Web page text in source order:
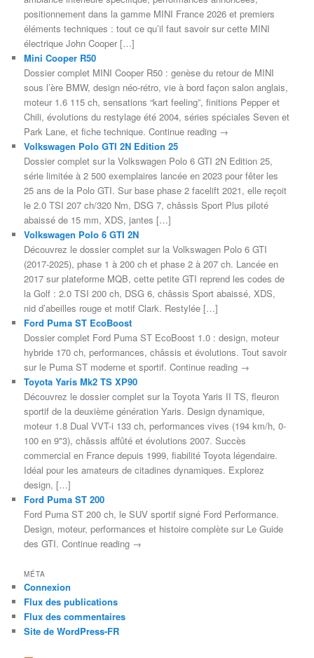
positionnement dans la gamme MINI France 2026 et premiers
éléments techniques : tout ce qu’il faut savoir sur cette MINI
électrique John Cooper […]
Mini Cooper R50
Dossier complet MINI Cooper R50 : genèse du retour de MINI
sous l’ère BMW, design néo-rétro, vie à bord façon salon anglais,
moteur 1.6 115 ch, sensations “kart feeling”, finitions Pepper et
Chili, évolutions du restylage été 2004, séries spéciales Seven et
Park Lane, et fiche technique. Continue reading →
Volkswagen Polo GTI 2N Edition 25
Dossier complet sur la Volkswagen Polo 6 GTI 2N Edition 25,
série limitée à 2 500 exemplaires lancée en 2023 pour fêter les
25 ans de la Polo GTI. Sur base phase 2 facelift 2021, elle reçoit
le 2.0 TSI 207 ch/320 Nm, DSG 7, châssis Sport Plus piloté
abaissé de 15 mm, XDS, jantes […]
Volkswagen Polo 6 GTI 2N
Découvrez le dossier complet sur la Volkswagen Polo 6 GTI
(2017-2025), phase 1 à 200 ch et phase 2 à 207 ch. Lancée en
2017 sur plateforme MQB, cette petite GTI reprend les codes de
la Golf : 2.0 TSI 200 ch, DSG 6, châssis Sport abaissé, XDS,
nid d’abeilles rouge et motif Clark. Restylée […]
Ford Puma ST EcoBoost
Dossier complet Ford Puma ST EcoBoost 1.0 : design, moteur
hybride 170 ch, performances, châssis et évolutions. Tout savoir
sur le Puma ST moderne et sportif. Continue reading →
Toyota Yaris Mk2 TS XP90
Découvrez le dossier complet sur la Toyota Yaris II TS, fleuron
sportif de la deuxième génération Yaris. Design dynamique,
moteur 1.8 Dual VVT-i 133 ch, performances vives (194 km/h, 0-
100 en 9"3), châssis affûté et évolutions 2007. Succès
commercial en France depuis 1999, fiabilité Toyota légendaire.
Idéal pour les amateurs de citadines dynamiques. Explorez
design, […]
Ford Puma ST 200
Ford Puma ST 200 ch, le SUV sportif signé Ford Performance.
Design, moteur, performances et histoire complète sur Le Guide
des GTI. Continue reading →
MÉTA
Connexion
Flux des publications
Flux des commentaires
Site de WordPress-FR